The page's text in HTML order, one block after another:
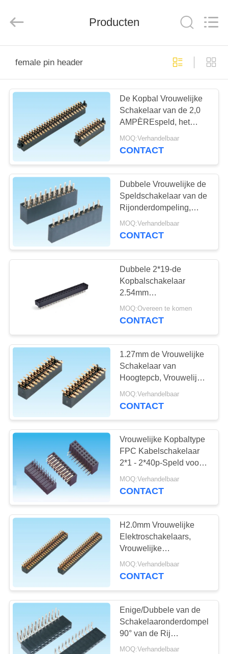
PRODUCTEN
ONGEVEER
ONS
FABRIEKSREIS
KWALITEITSCONTROLE
CONTACTEER
ONS
NEWS
SITEMAP
PRIVACY
POLICY
Reserved.
Developed
Producten
female pin header
De Kopbal Vrouwelijke
Schakelaar van de 2,0
AMPÈREspeld, het
Vrouwelijke
Stopschakelaar 500V
MOQ:Verhandelbaar
CONTACT
Dubbele Vrouwelijke de
Speldschakelaar van de
Rijonderdompeling,
Vrouwelijke
Machtsschakelaar
MOQ:Verhandelbaar
CONTACT
Dubbele 2*19-de
Kopbalschakelaar
2.54mm
ONDERDOMPELING
PBT/PA6T/PA9T/LCP
MOQ:Overeen te komen
CONTACT
1.27mm de Vrouwelijke
Schakelaar van
Hoogtepcb, Vrouwelijk
Elektro Geplateerd
Schakelaarsh4.3mm
MOQ:Verhandelbaar
CONTACT
Vrouwelijke Kopbaltype
FPC Kabelschakelaar
2*1 - 2*40p-Speld voor
PCB-Raad
MOQ:Verhandelbaar
CONTACT
H2.0mm Vrouwelijke
Elektroschakelaars,
Vrouwelijke
Stopschakelaar met
Geplateerd Goud
MOQ:Verhandelbaar
CONTACT
Enige/Dubbele van de
Schakelaaronderdompeling
90° van de Rij
Vrouwelijke Kopbal het
MOQ:Verhandelbaar